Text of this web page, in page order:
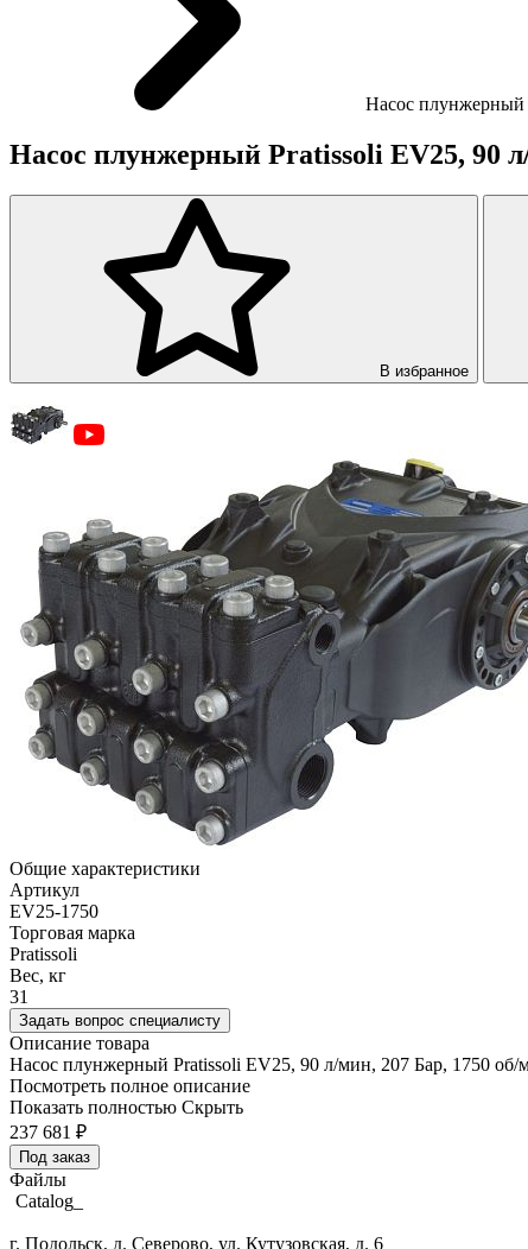
Насос плунжерный
Насос плунжерный Pratissoli EV25, 90
В избранное
Общие характеристики
Артикул
EV25-1750
Торговая марка
Pratissoli
Вес, кг
31
Задать вопрос специалисту
Описание товара
Насос плунжерный Pratissoli EV25, 90 л/мин, 207 Бар, 1750 об/
Посмотреть полное описание
Показать полностью Скрыть
237 681 ₽
Под заказ
Файлы
Catalog_
г. Подольск, д. Северово, ул. Кутузовская, д. 6